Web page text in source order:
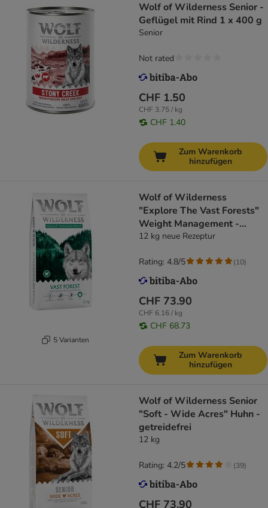
Wolf of Wilderness Senior -
Geflügel mit Rind 1 x 400 g
Senior
CHF 1.50
CHF 3.75 / kg
CHF 1.40
Not rated
Zum Warenkorb
hinzufügen
5 Varianten
Wolf of Wilderness
"Explore The Vast Forests"
Weight Management -
getreidefrei
12 kg neue Rezeptur
CHF 73.90
CHF 6.16 / kg
CHF 68.73
Rating: 4.8/5 (10)
Zum Warenkorb
hinzufügen
Wolf of Wilderness Senior
"Soft - Wide Acres" Huhn -
getreidefrei
12 kg
CHF 73.90
Rating: 4.2/5 (39)